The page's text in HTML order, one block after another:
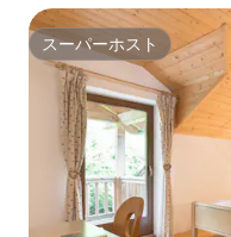
スーパーホスト
スーパーホスト